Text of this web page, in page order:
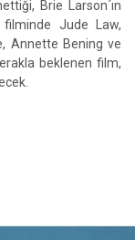
Brie Larson´ın
filminde Jude Law,
Annette Bening ve
beklenen film,